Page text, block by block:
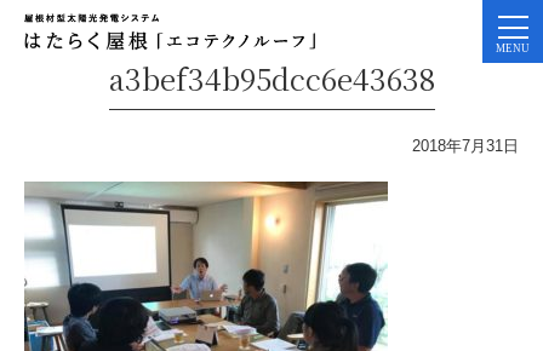
a3bef34b95dcc6e43638
2018年7月31日